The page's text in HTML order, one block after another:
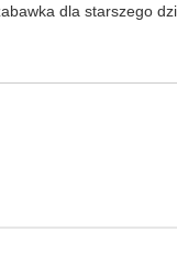
dla starszego